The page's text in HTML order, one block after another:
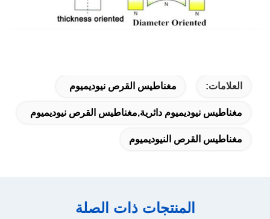
العلامات: مغناطيس القرص نيوديميوم
مغناطيس نيوديميوم دائرية,مغناطيس القرص نيوديميوم
مغناطيس القرص النيوديميوم
المنتجات ذات الصلة